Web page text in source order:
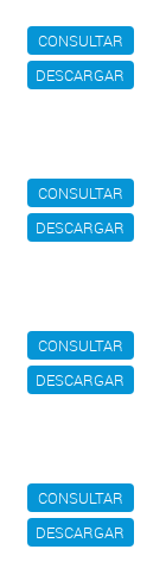
CONSULTAR
DESCARGAR
CONSULTAR
DESCARGAR
CONSULTAR
DESCARGAR
CONSULTAR
DESCARGAR